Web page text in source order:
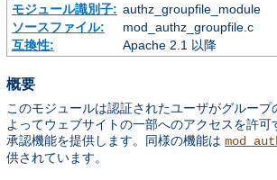
モジュール識別子: authz_groupfile_module
ソースファイル:
mod_authz_groupfile.c
互換性:
Apache 2.1 以降
概要
このモジュールは認証されたユーザがグループ
よってウェブサイトの一部へのアクセスを許可
承認機能を提供します。同様の機能は
供されています。